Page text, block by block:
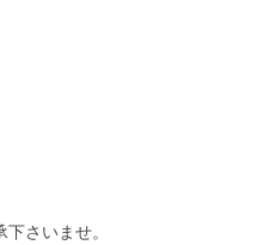
さいませ。